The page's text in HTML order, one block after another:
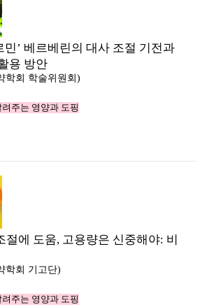
민’ 베르베린의 대사 조절 기전과
용 방안
학회 학술위원회)
주는 영양과 도핑
절에 도움, 고용량은 신중해야: 비
학회 기고단)
주는 영양과 도핑